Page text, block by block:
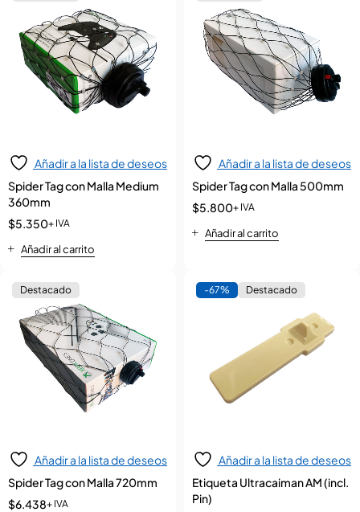
Añadir a la lista de deseos
Spider Tag con Malla Medium
360mm
$5.350+ IVA
Añadir al carrito
Añadir a la lista de deseos
Spider Tag con Malla 500mm
$5.800+ IVA
Añadir al carrito
Destacado
Añadir a la lista de deseos
Spider Tag con Malla 720mm
$6.438+ IVA
-67% Destacado
Añadir a la lista de deseos
Etiqueta Ultracaiman AM (incl.
Pin)